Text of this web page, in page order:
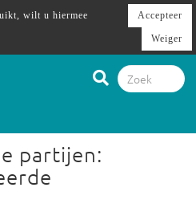
partijen:
wilt u hiermee
Accepteer
Weiger